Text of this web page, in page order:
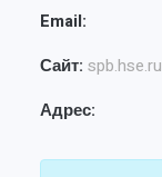
Email:
Сайт: spb.hse.ru
Адрес: